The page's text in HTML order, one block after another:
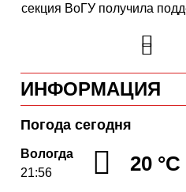
секция ВоГУ получила
Уникальный
силовые шоу приготовили
6.08.2026 14:31
Робот Макс
поможет вологжанам
на первоклассника
6.08.2026 14:00
подтвердила курс на
лесовосстановления
ИНФОРМАЦИЯ
Погода сегодня
Вологда
21:56
20 °C